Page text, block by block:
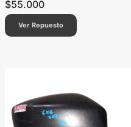
$55.000
Ver Repuesto